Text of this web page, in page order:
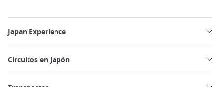
Japan Experience
Circuitos en Japón